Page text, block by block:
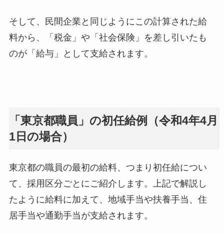
そして、民間企業と同じようにこの計算された給
料から、「税金」や「社会保険」を差し引いたも
のが「給与」として支給されます。
「東京都職員」の初任給例（令和4年4月
1日の場合）
東京都の職員の最初の給料、つまり初任給につい
て、採用区分ごとにご紹介します。上記で解説し
たように給料に加えて、地域手当や扶養手当、住
居手当や通勤手当が支給されます。